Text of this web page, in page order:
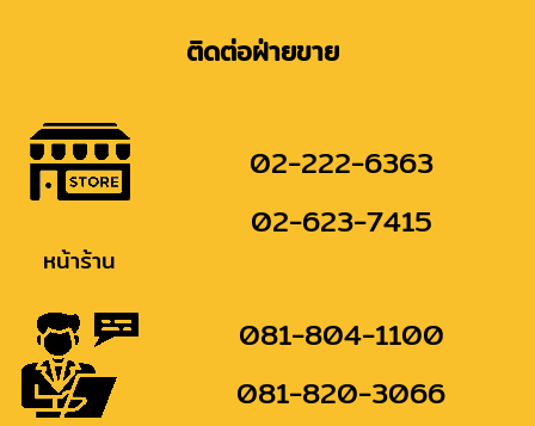
ติดต่อฝ่ายขาย
หน้าร้าน
02-222-6363
02-623-7415
081-804-1100
081-820-3066